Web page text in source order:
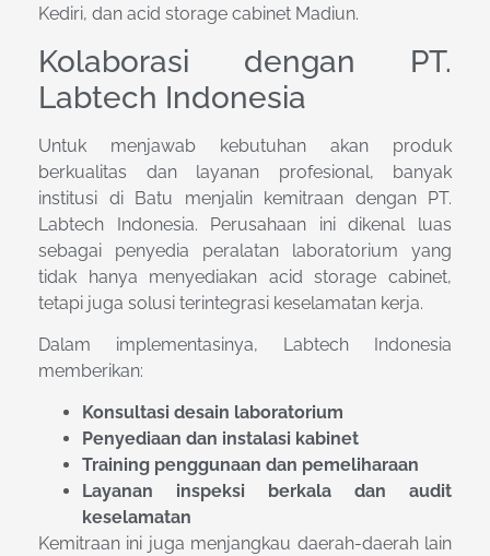
Kediri, dan acid storage cabinet Madiun.
Kolaborasi dengan PT.
Labtech Indonesia
Untuk menjawab kebutuhan akan produk
berkualitas dan layanan profesional, banyak
institusi di Batu menjalin kemitraan dengan PT.
Labtech Indonesia. Perusahaan ini dikenal luas
sebagai penyedia peralatan laboratorium yang
tidak hanya menyediakan acid storage cabinet,
tetapi juga solusi terintegrasi keselamatan kerja.
Dalam implementasinya, Labtech Indonesia
memberikan:
Konsultasi desain laboratorium
Penyediaan dan instalasi kabinet
Training penggunaan dan pemeliharaan
Layanan inspeksi berkala dan audit
keselamatan
Kemitraan ini juga menjangkau daerah-daerah lain